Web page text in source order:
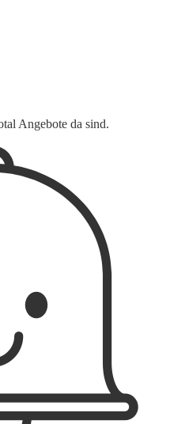
Angebote da sind.